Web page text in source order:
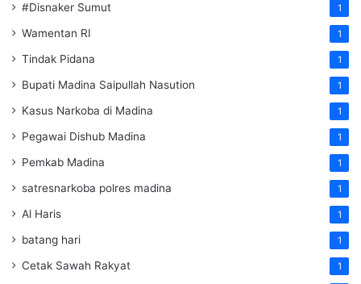
#Disnaker Sumut 1
Wamentan RI 1
Tindak Pidana 1
Bupati Madina Saipullah Nasution 1
Kasus Narkoba di Madina 1
Pegawai Dishub Madina 1
Pemkab Madina 1
satresnarkoba polres madina 1
Al Haris 1
batang hari 1
Cetak Sawah Rakyat 1